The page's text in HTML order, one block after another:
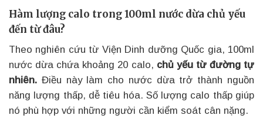
Hàm lượng calo trong 100ml nước dừa chủ yếu
đến từ đâu?
Theo nghiên cứu từ Viện Dinh dưỡng Quốc gia, 100ml
nước dừa chứa khoảng 20 calo, chủ yếu từ đường tự
nhiên. Điều này làm cho nước dừa trở thành nguồn
năng lượng thấp, dễ tiêu hóa. Số lượng calo thấp giúp
nó phù hợp với những người cần kiểm soát cân nặng.